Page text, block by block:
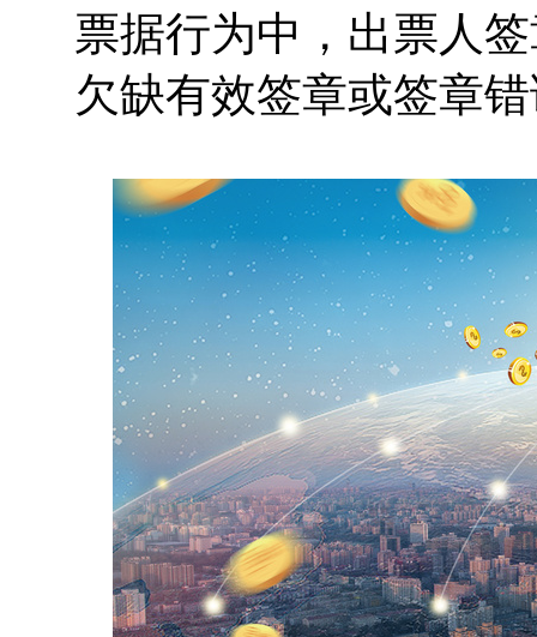
票据行为中，出票人
欠缺有效签章或签章